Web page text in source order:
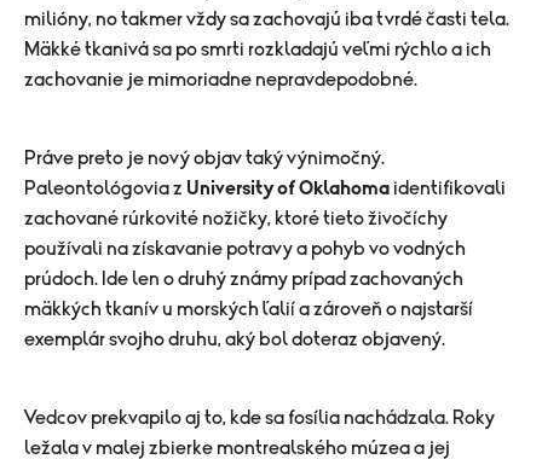
milióny, no takmer vždy sa zachovajú iba tvrdé časti tela.
Mäkké tkanivá sa po smrti rozkladajú veľmi rýchlo a ich
zachovanie je mimoriadne nepravdepodobné.
Práve preto je nový objav taký výnimočný.
Paleontológovia z University of Oklahoma identifikovali
zachované rúrkovité nožičky, ktoré tieto živočíchy
používali na získavanie potravy a pohyb vo vodných
prúdoch. Ide len o druhý známy prípad zachovaných
mäkkých tkanív u morských ľalií a zároveň o najstarší
exemplár svojho druhu, aký bol doteraz objavený.
Vedcov prekvapilo aj to, kde sa fosília nachádzala. Roky
ležala v malej zbierke montrealského múzea a jej